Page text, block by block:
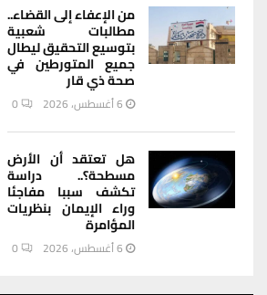
من الإعفاء إلى القضاء..
مطالبات شعبية
بتوسيع التحقيق ليطال
جميع المتورطين في
صحة ذي قار
6 أغسطس، 2026 0
هل تعتقد أن الأرض
مسطحة؟.. دراسة
تكشف سببا مفاجئا
وراء الإيمان بنظريات
المؤامرة
6 أغسطس، 2026 0